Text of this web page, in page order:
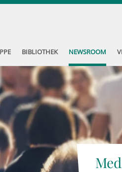
BIBLIOTHEK NEWSROOM